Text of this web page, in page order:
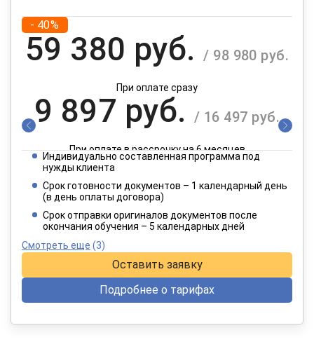
- 40%
59 380 руб. / 98 980 руб.
При оплате сразу
9 897 руб. / 16 497 руб.
При оплате в рассрочку на 6 месяцев
4 949 руб. / 8 249 руб.
При оплате в рассрочку на 12 месяцев
Индивидуально составленная программа под
нужды клиента
Срок готовности документов – 1 календарный день
(в день оплаты договора)
Срок отправки оригиналов документов после
окончания обучения – 5 календарных дней
Смотреть еще (3)
Оставить заявку
Подробнее о тарифах